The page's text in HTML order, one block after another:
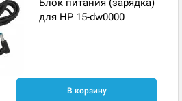
Блок питания (зарядка)
для HP 15-dw0000
В корзину